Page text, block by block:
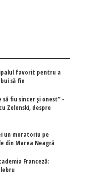
favorit pentru a
să fie
să fiu sincer și onest” -
Zelenski, despre
un moratoriu pe
din Marea Neagră
Franceză: